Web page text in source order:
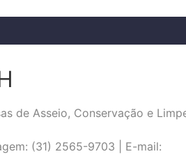
de Asseio, Conservação e
(31) 2565-9703 | E-mail: